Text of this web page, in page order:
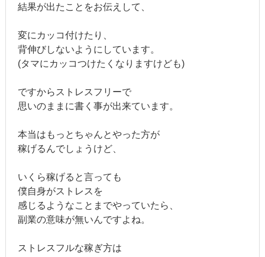
結果が出たことをお伝えして、
変にカッコ付けたり、
背伸びしないようにしています。
(タマにカッコつけたくなりますけども)
ですからストレスフリーで
思いのままに書く事が出来ています。
本当はもっとちゃんとやった方が
稼げるんでしょうけど、
いくら稼げると言っても
僕自身がストレスを
感じるようなことまでやっていたら、
副業の意味が無いんですよね。
ストレスフルな稼ぎ方は